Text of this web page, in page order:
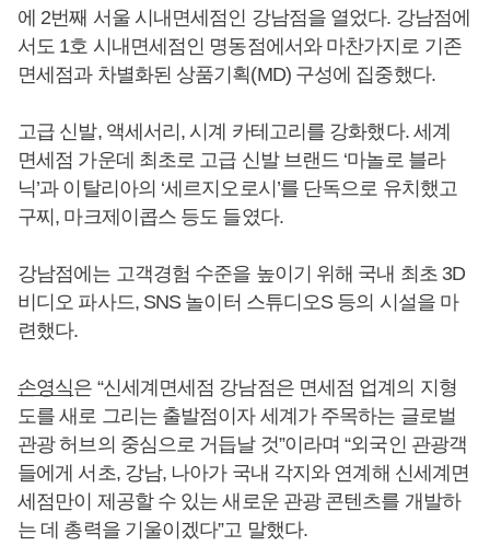
에 2번째 서울 시내면세점인 강남점을 열었다. 강남점에
서도 1호 시내면세점인 명동점에서와 마찬가지로 기존
면세점과 차별화된 상품기획(MD) 구성에 집중했다.
고급 신발, 액세서리, 시계 카테고리를 강화했다. 세계
면세점 가운데 최초로 고급 신발 브랜드 ‘마놀로 블라
닉’과 이탈리아의 ‘세르지오로시’를 단독으로 유치했고
구찌, 마크제이콥스 등도 들였다.
강남점에는 고객경험 수준을 높이기 위해 국내 최초 3D
비디오 파사드, SNS 놀이터 스튜디오S 등의 시설을 마
련했다.
손영식은 “신세계면세점 강남점은 면세점 업계의 지형
도를 새로 그리는 출발점이자 세계가 주목하는 글로벌
관광 허브의 중심으로 거듭날 것”이라며 “외국인 관광객
들에게 서초, 강남, 나아가 국내 각지와 연계해 신세계면
세점만이 제공할 수 있는 새로운 관광 콘텐츠를 개발하
는 데 총력을 기울이겠다”고 말했다.